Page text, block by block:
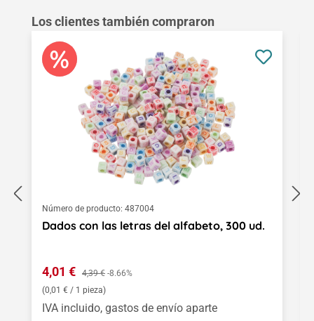
Omitir la galería de productos
Los clientes también compraron
Número de producto: 487004
Dados con las letras del alfabeto, 300 ud.
Precio de venta:
4,01 € Precio normal:
4,39 € -8.66%
(0,01 € / 1 pieza)
IVA incluido, gastos de envío aparte